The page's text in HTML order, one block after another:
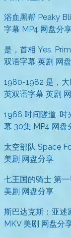
浴血黑帮 Peaky
字幕 MP4 网盘分
是，首相 Yes,
双语字幕 英剧 网
1980-1982 是，大
英双语字幕 英剧
1966 时间隧道-时
幕 30集 MP4 网盘
太空部队 Space
美剧 网盘分享
七王国的骑士 第
美剧 网盘分享
斯巴达克斯：亚述
MKV 美剧 网盘分